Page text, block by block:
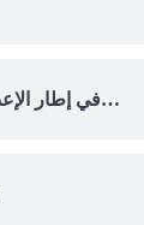
في إطار الإعداد للامتحان الوطني الذي سينطلق ابتداءً من 29 ماي 2025، وبعد تنظيم ا…